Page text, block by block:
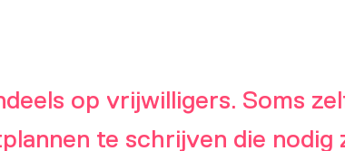
op vrijwilligers. Soms
te schrijven die